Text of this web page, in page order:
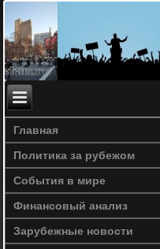
Главная
Политика за рубежом
События в мире
Финансовый анализ
Зарубежные новости